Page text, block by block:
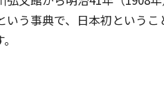
いう事典で、日本初という